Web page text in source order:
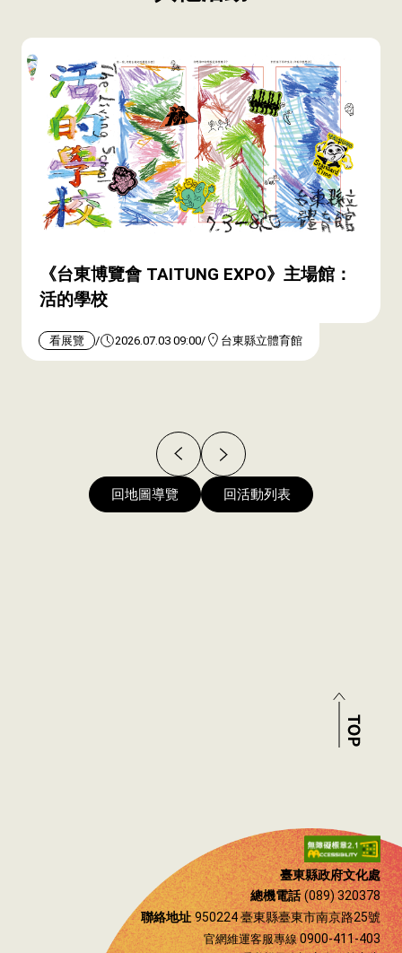
《台東博覽會 TAITUNG EXPO》主場館：
活的學校
看展覽 2026.07.03 09:00 台東縣立體育館
回地圖導覽 回活動列表
臺東縣政府文化處
總機電話 (089) 320378
聯絡地址 950224 臺東縣臺東市南京路25號
官網維運客服專線0900-411-403